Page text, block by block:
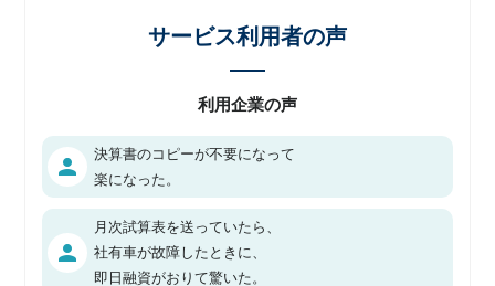
サービス利用者の声
利用企業の声
person
決算書のコピーが不要になって
楽になった。
person
月次試算表を送っていたら、
社有車が故障したときに、
即日融資がおりて驚いた。